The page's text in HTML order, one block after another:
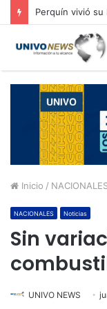
Perquín vivió su
Inicio /
NACIONALES Noticias
Sin
UNIVO NEWS